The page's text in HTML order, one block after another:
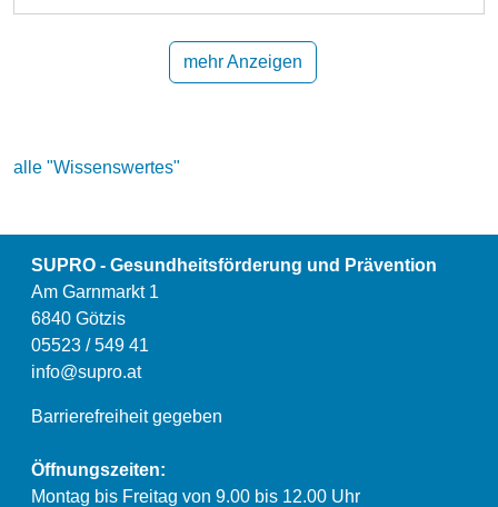
mehr Anzeigen
alle "Wissenswertes"
SUPRO - Gesundheitsförderung und Prävention
Am Garnmarkt 1
6840 Götzis
05523 / 549 41
info@supro.at
Barrierefreiheit gegeben
Öffnungszeiten:
Montag bis Freitag von 9.00 bis 12.00 Uhr